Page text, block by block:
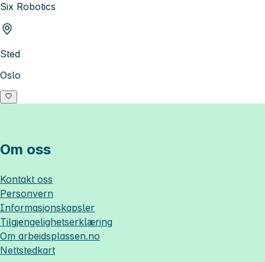
Six Robotics
Sted
Oslo
Om oss
Kontakt oss
Personvern
Informasjonskapsler
Tilgjengelighetserklæring
Om arbeidsplassen.no
Nettstedkart